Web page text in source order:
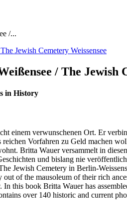
/...
/ The Jewish
in History
einem verwunschenen Ort. Er
reichen Vorfahren zu Geld machen
Britta Wauer versammelt in
und bislang nie
Jewish Cemetery in Berlin-
of the mausoleum of their rich
this book Britta Wauer has
over 140 historic and current